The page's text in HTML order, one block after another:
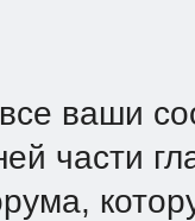
ваши
части